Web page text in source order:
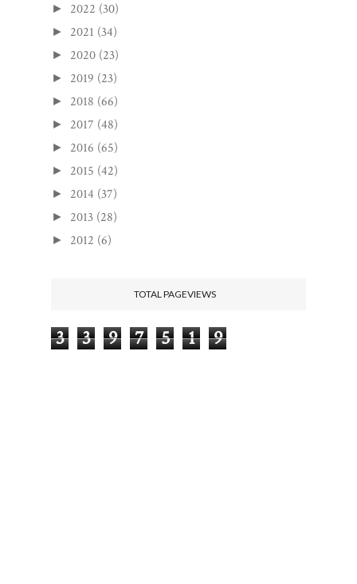
► 2022 (30)
► 2021 (34)
► 2020 (23)
► 2019 (23)
► 2018 (66)
► 2017 (48)
► 2016 (65)
► 2015 (42)
► 2014 (37)
► 2013 (28)
► 2012 (6)
TOTAL PAGEVIEWS
3 3 9 7 5 1 9